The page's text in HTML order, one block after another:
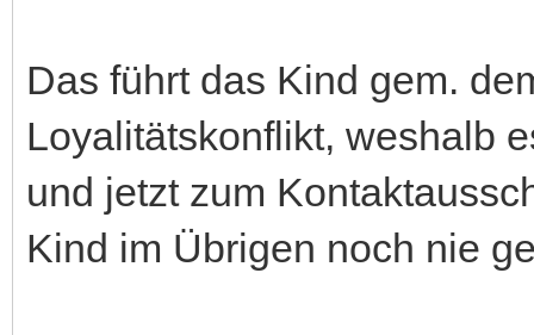
Das führt das Kind gem.
Loyalitätskonflikt, weshalb
und jetzt zum
Kind im Übrigen noch nie